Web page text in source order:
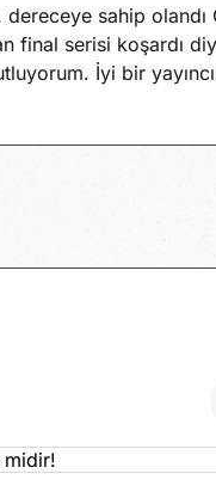
sahip olandı
final serisi koşardı
İyi bir